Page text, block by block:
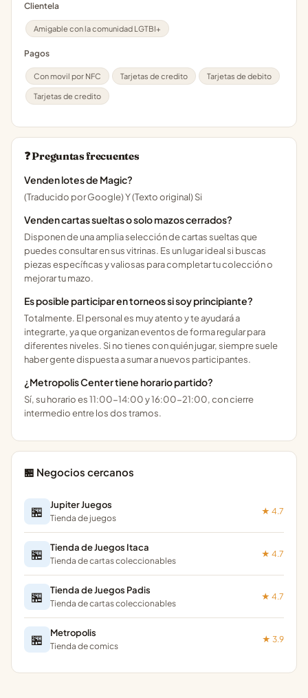
Clientela
Amigable con la comunidad LGTBI+
Pagos
Con movil por NFC Tarjetas de credito Tarjetas de debito
Tarjetas de credito
❓ Preguntas frecuentes
Venden lotes de Magic?
(Traducido por Google) Y (Texto original) Si
Venden cartas sueltas o solo mazos cerrados?
Disponen de una amplia selección de cartas sueltas que
puedes consultar en sus vitrinas. Es un lugar ideal si buscas
piezas específicas y valiosas para completar tu colección o
mejorar tu mazo.
Es posible participar en torneos si soy principiante?
Totalmente. El personal es muy atento y te ayudará a
integrarte, ya que organizan eventos de forma regular para
diferentes niveles. Si no tienes con quién jugar, siempre suele
haber gente dispuesta a sumar a nuevos participantes.
¿Metropolis Center tiene horario partido?
Sí, su horario es 11:00-14:00 y 16:00-21:00, con cierre
intermedio entre los dos tramos.
🏪 Negocios cercanos
🏪 Jupiter Juegos
Tienda de juegos
★ 4.7
🏪 Tienda de Juegos Itaca
Tienda de cartas coleccionables
★ 4.7
🏪 Tienda de Juegos Padis
Tienda de cartas coleccionables
★ 4.7
🏪 Metropolis
Tienda de comics
★ 3.9